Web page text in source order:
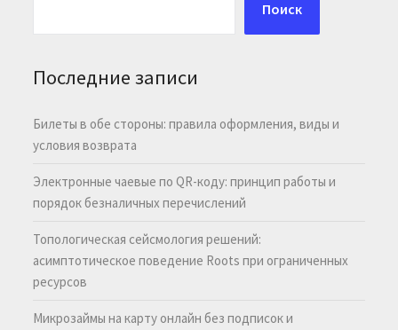
Поиск
Последние записи
Билеты в обе стороны: правила оформления, виды и
условия возврата
Электронные чаевые по QR-коду: принцип работы и
порядок безналичных перечислений
Топологическая сейсмология решений:
асимптотическое поведение Roots при ограниченных
ресурсов
Микрозаймы на карту онлайн без подписок и